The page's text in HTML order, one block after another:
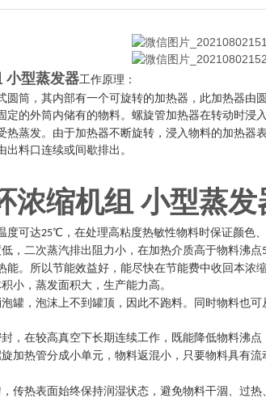
小型蒸发器工作原理：
圆筒，其内部有一个可旋转的加热器，此加热器由
定的外筒内储有的物料。螺旋管加热器在转动时浸
热蒸发。由于加热器不断旋转，浸入物料的加热器
料口连续或间歇排出。
浓缩机组 小型蒸发
度可达25℃，在处理高粘度热敏性物料时保证颜色
，二次蒸汽排出阻力小，在加热介质高于物料沸点
能。所以节能效益好，能尽快在节能费中收回本浓缩
小，蒸发面积大，生产能力高。
罐，泡沫上不到罐顶，因此不跑料。同时物料也
，在较高真空下长期连续工作，既能降低物料沸点
加热管分成小单元，物料返混小，只要物料具有
传热表面始终保持润湿状态，避免物料干涸、过热